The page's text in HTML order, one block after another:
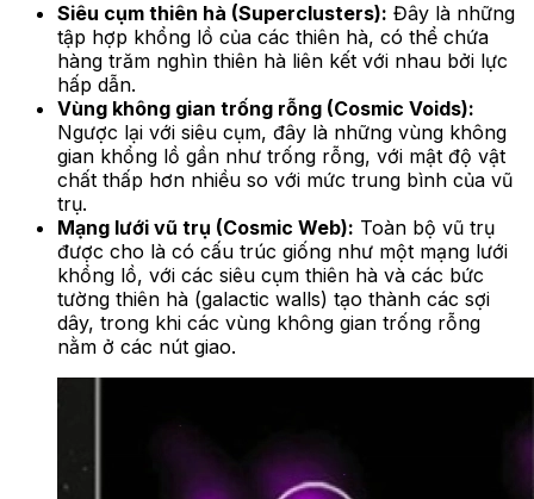
Siêu cụm thiên hà (Superclusters): Đây là những
tập hợp khổng lồ của các thiên hà, có thể chứa
hàng trăm nghìn thiên hà liên kết với nhau bởi lực
hấp dẫn.
Vùng không gian trống rỗng (Cosmic Voids):
Ngược lại với siêu cụm, đây là những vùng không
gian khổng lồ gần như trống rỗng, với mật độ vật
chất thấp hơn nhiều so với mức trung bình của vũ
trụ.
Mạng lưới vũ trụ (Cosmic Web): Toàn bộ vũ trụ
được cho là có cấu trúc giống như một mạng lưới
khổng lồ, với các siêu cụm thiên hà và các bức
tường thiên hà (galactic walls) tạo thành các sợi
dây, trong khi các vùng không gian trống rỗng
nằm ở các nút giao.